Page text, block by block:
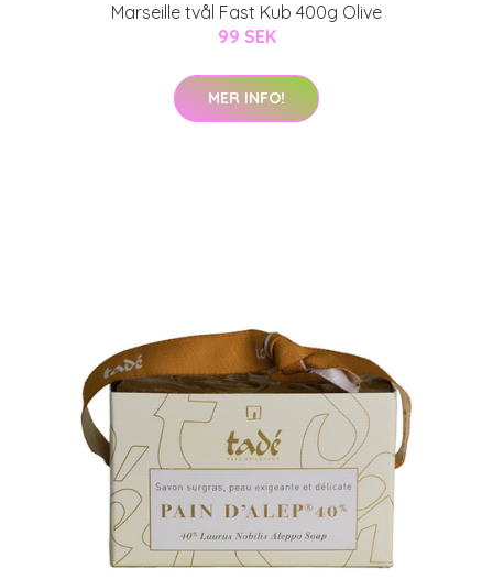
Marseille tvål Fast Kub 400g Olive
99 SEK
MER INFO!